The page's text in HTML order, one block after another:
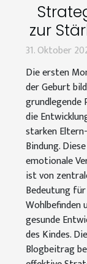
zur
der
den
31. Oktober
Die ersten
der Geburt
grundlegende
die
starken
Bindung. Diese
emotionale
ist von
Bedeutung
Wohlbefinden
gesunde
des Kindes.
Blogbeitrag